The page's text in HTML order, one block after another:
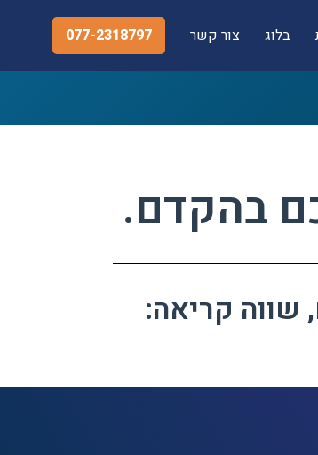
בלוג צור קשר 077-2318797
בהקדם.
שווה קריאה: